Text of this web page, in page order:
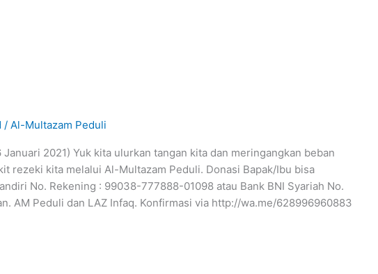
/ Al-Multazam Peduli
Januari 2021) Yuk kita ulurkan tangan kita dan meringangkan beban
rezeki kita melalui Al-Multazam Peduli. Donasi Bapak/Ibu bisa
No. Rekening : 99038-777888-01098 atau Bank BNI Syariah No.
AM Peduli dan LAZ Infaq. Konfirmasi via http://wa.me/628996960883